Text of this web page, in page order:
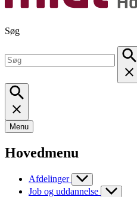
Søg
Menu
Hovedmenu
Afdelinger
Job og uddannelse